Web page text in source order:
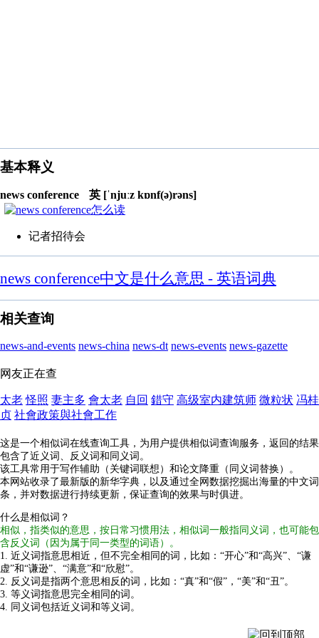
基本释义
news conference 英 [ˈnjuːz kɒnf(ə)rəns]
记者招待会
news conference中文是什么意思 - 英语词典
相关查询
news-and-events news-china news-dt news-events news-gazette
网友正在查
太老 怪照 妻主多 會太老 自回 錯守 高级室内建筑师 微粒状 冯桂
贞 社會政策與社會工作
这是一个相似词在线查询工具，为用户提供相似词查询服务，返回的结果
包含了近义词、反义词和同义词。
该工具常用于写作辅助（关键词联想）和论文降重（同义词替换）。
本网站收录了最新版的新华字典，以及通过全网数据挖掘出海量的中文词
条，并对数据进行持续更新，保证查询的效果与时俱进。
什么是相似词？
相似，指类似的意思，按日常习惯用法，相似词一般指同义词，也可能包
含反义词（因为属于同一类型的词语）。
1. 近义词指意思相近，但不完全相同的词，比如：“开心”和“高兴”、“谦
虚”和“谦逊”、“满意”和“欣慰”。
2. 反义词是指两个意思相反的词，比如：“真”和“假”，“美”和“丑”。
3. 等义词指意思完全相同的词。
4. 同义词包括近义词和等义词。